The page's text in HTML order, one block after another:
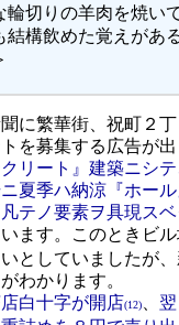
切りの羊肉を焼い
構飲めた覚えがあ
に繁華街、祝町２
を募集する広告が
リート』建築ニシ
夏季ハ納涼『ホー
テノ要素ヲ具現ス
ます。このときビ
としていましたが
わかります。
白十字が開店(12)